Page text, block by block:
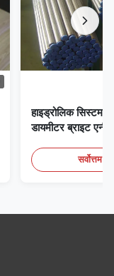
हाइड्रोलिक सिस्टम
डायमीटर ब्राइट
सर्वोत्तम